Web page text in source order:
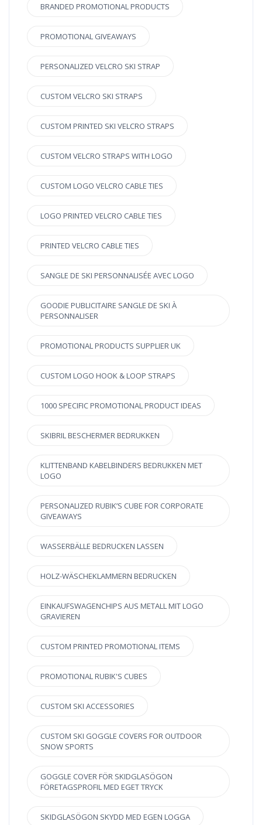
BRANDED PROMOTIONAL PRODUCTS
PROMOTIONAL GIVEAWAYS
PERSONALIZED VELCRO SKI STRAP
CUSTOM VELCRO SKI STRAPS
CUSTOM PRINTED SKI VELCRO STRAPS
CUSTOM VELCRO STRAPS WITH LOGO
CUSTOM LOGO VELCRO CABLE TIES
LOGO PRINTED VELCRO CABLE TIES
PRINTED VELCRO CABLE TIES
SANGLE DE SKI PERSONNALISÉE AVEC LOGO
GOODIE PUBLICITAIRE SANGLE DE SKI À
PERSONNALISER
PROMOTIONAL PRODUCTS SUPPLIER UK
CUSTOM LOGO HOOK & LOOP STRAPS
1000 SPECIFIC PROMOTIONAL PRODUCT IDEAS
SKIBRIL BESCHERMER BEDRUKKEN
KLITTENBAND KABELBINDERS BEDRUKKEN MET
LOGO
PERSONALIZED RUBIK’S CUBE FOR CORPORATE
GIVEAWAYS
WASSERBÄLLE BEDRUCKEN LASSEN
HOLZ-WÄSCHEKLAMMERN BEDRUCKEN
EINKAUFSWAGENCHIPS AUS METALL MIT LOGO
GRAVIEREN
CUSTOM PRINTED PROMOTIONAL ITEMS
PROMOTIONAL RUBIK'S CUBES
CUSTOM SKI ACCESSORIES
CUSTOM SKI GOGGLE COVERS FOR OUTDOOR
SNOW SPORTS
GOGGLE COVER FÖR SKIDGLASÖGON
FÖRETAGSPROFIL MED EGET TRYCK
SKIDGLASÖGON SKYDD MED EGEN LOGGA